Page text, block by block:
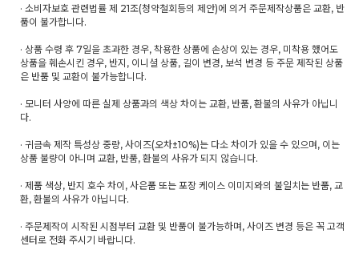
· 소비자보호 관련법률 제 21조(청약철회등의 제안)에 의거 주문제작상품은 교환, 반
품이 불가합니다.
· 상품 수령 후 7일을 초과한 경우, 착용한 상품에 손상이 있는 경우, 미착용 했어도
상품을 훼손시킨 경우, 반지, 이니셜 상품, 길이 변경, 보석 변경 등 주문 제작된 상품
은 반품 및 교환이 불가능합니다.
· 모니터 사양에 따른 실제 상품과의 색상 차이는 교환, 반품, 환불의 사유가 아닙니
다.
· 귀금속 제작 특성상 중량, 사이즈(오차±10%)는 다소 차이가 있을 수 있으며, 이는
상품 불량이 아니며 교환, 반품, 환불의 사유가 되지 않습니다.
· 제품 색상, 반지 호수 차이, 사은품 또는 포장 케이스 이미지와의 불일치는 반품, 교
환, 환불의 사유가 아닙니다.
· 주문제작이 시작된 시점부터 교환 및 반품이 불가능하며, 사이즈 변경 등은 꼭 고객
센터로 전화 주시기 바랍니다.